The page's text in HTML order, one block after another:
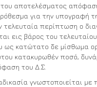
του αποτελέσματος
για την υπογραφή
τελευταία περίπτωση ο
εις βάρος του τελευταίου
ως κατώτατο δε μίσθωμα
κατακυρωθέν ποσό,
του Δ.Σ.
γνωστοποιείται με